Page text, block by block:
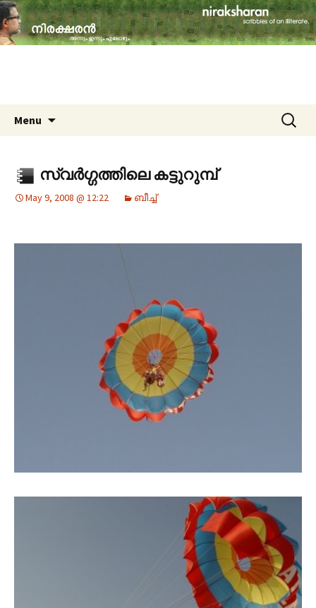
niraksharan (നിരക്ഷരൻ)
travelogues, book reviews, social issues,
cinema, memories & lot more…
Menu
Search
for:
സ്വര്‍ഗ്ഗത്തിലെ കട്ടുറുമ്പ്
May 9, 2008 @ 12:22 ബീച്ച്